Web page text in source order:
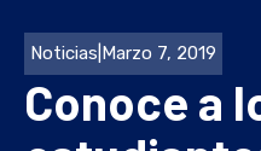
Noticias Marzo 7, 2019
Conoce a